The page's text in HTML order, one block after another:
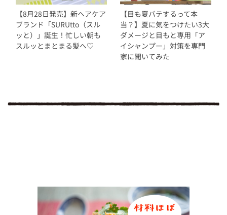
【8月28日発売】新ヘアケア
ブランド「SURUtto（スル
ッと）」誕生！忙しい朝も
スルッとまとまる髪へ♡
【目も夏バテするって本
当？】夏に気をつけたい3大
ダメージと目もと専用「ア
イシャンプー」対策を専門
家に聞いてみた